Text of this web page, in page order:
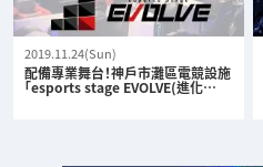
2019.11.24(Sun)
配備專業舞台！神戶市灘區電競設施
「esports stage EVOLVE(進化…